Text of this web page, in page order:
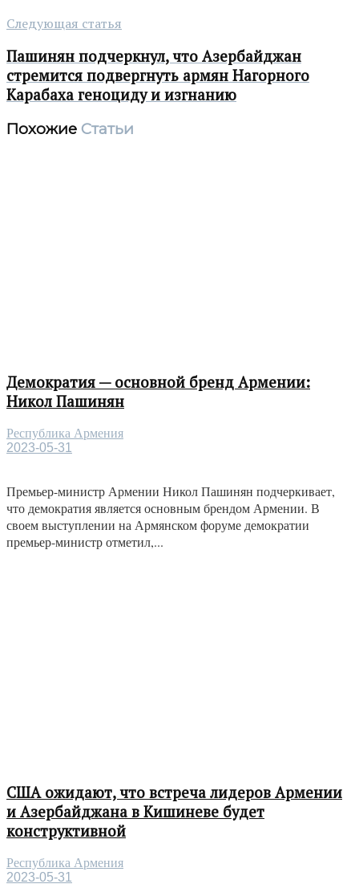
Следующая статья
Пашинян подчеркнул, что Азербайджан
стремится подвергнуть армян Нагорного
Карабаха геноциду и изгнанию
Похожие Статьи
Демократия — основной бренд Армении:
Никол Пашинян
Республика Армения
2023-05-31
Премьер-министр Армении Никол Пашинян подчеркивает,
что демократия является основным брендом Армении. В
своем выступлении на Армянском форуме демократии
премьер-министр отметил,...
США ожидают, что встреча лидеров Армении
и Азербайджана в Кишиневе будет
конструктивной
Республика Армения
2023-05-31